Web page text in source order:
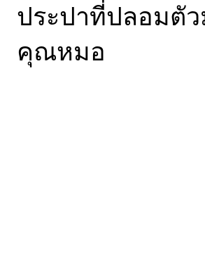
ประปาที่ปลอมตัว
คุณหมอ